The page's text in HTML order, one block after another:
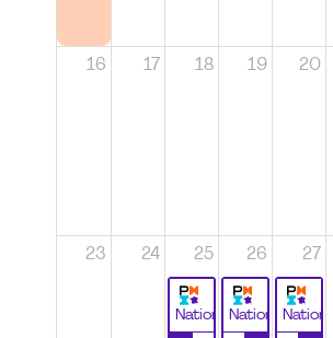
16 17 18 19 20
23 24 25
National
26
National
27
National